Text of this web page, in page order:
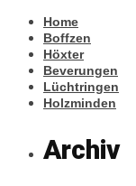
Home
Boffzen
Höxter
Beverungen
Lüchtringen
Holzminden
Archiv